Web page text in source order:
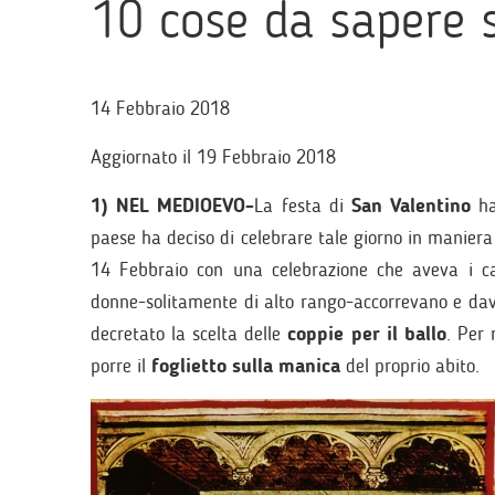
10 cose da sapere
14 Febbraio 2018
Aggiornato il 19 Febbraio 2018
1) NEL MEDIOEVO-La festa di San Valentino
paese ha deciso di celebrare tale giorno in
14 Febbraio con una celebrazione che aveva i
donne-solitamente di alto rango-accorrevano e
decretato la scelta delle coppie per il ballo. Per
porre il foglietto sulla manica del proprio abito.